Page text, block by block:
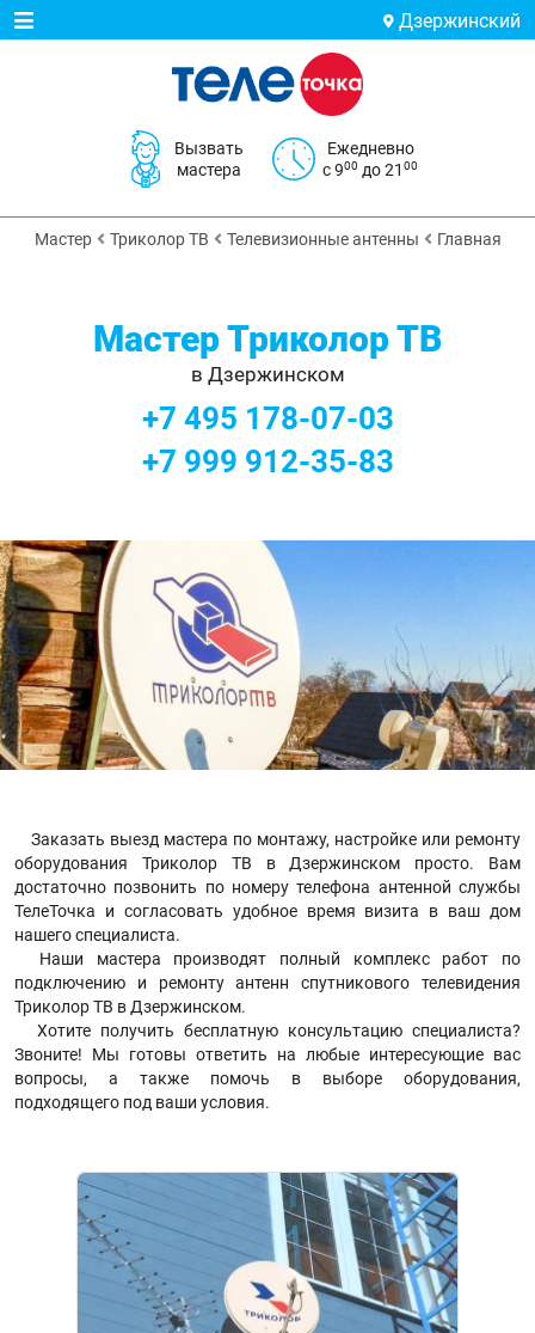
Дзержинский
Вызвать
мастера
Ежедневно
с 900 до 2100
Мастер Триколор ТВ Телевизионные антенны Главная
Мастер Триколор ТВ
в Дзержинском
+7 495 178-07-03
+7 999 912-35-83
Заказать выезд мастера по монтажу, настройке или ремонту
оборудования Триколор ТВ в Дзержинском просто. Вам
достаточно позвонить по номеру телефона антенной службы
ТелеТочка и согласовать удобное время визита в ваш дом
нашего специалиста.
Наши мастера производят полный комплекс работ по
подключению и ремонту антенн спутникового телевидения
Триколор ТВ в Дзержинском.
Хотите получить бесплатную консультацию специалиста?
Звоните! Мы готовы ответить на любые интересующие вас
вопросы, а также помочь в выборе оборудования,
подходящего под ваши условия.